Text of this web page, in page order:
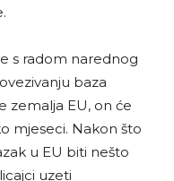
s radom narednog
baza
zemalja EU, on će
mjeseci. Nakon što
u EU biti nešto
uzeti